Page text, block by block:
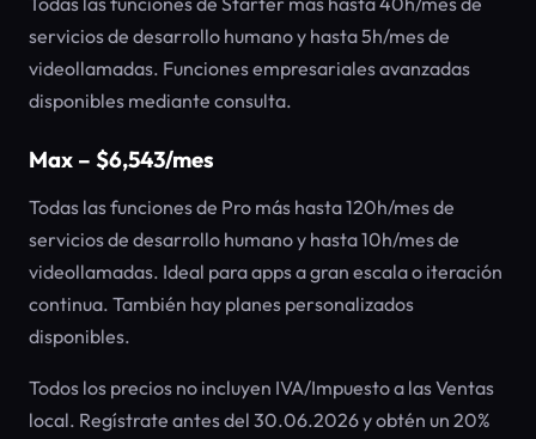
servicios de desarrollo humano y hasta 5h/mes de
videollamadas. Funciones empresariales avanzadas
disponibles mediante consulta.
Max – $6,543/mes
Todas las funciones de Pro más hasta 120h/mes de
servicios de desarrollo humano y hasta 10h/mes de
videollamadas. Ideal para apps a gran escala o iteración
continua. También hay planes personalizados
disponibles.
Todos los precios no incluyen IVA/Impuesto a las Ventas
local. Regístrate antes del 30.06.2026 y obtén un 20%